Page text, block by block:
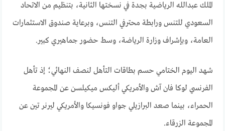
الملك عبدالله الرياضية بجدة في نسختها الثانية، بتنظيم من الاتحاد
السعودي للتنس ورابطة محترفي التنس، وبرعاية صندوق الاستثمارات
العامة، وبإشراف وزارة الرياضة، وسط حضور جماهيري كبير.
شهد اليوم الختامي حسم بطاقات التأهل لنصف النهائي؛ إذ تأهل
الفرنسي لوكا فان آش والأمريكي أليكس ميكيلسن عن المجموعة
الحمراء، بينما صعد البرازيلي جواو فونسيكا والأمريكي ليرنر تين عن
المجموعة الزرقاء.